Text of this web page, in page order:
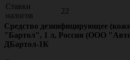
Ставки
налогов
22
Средство дезинфицирующее
"Бартол", 1 л, Россия (ООО
ДБартол-1К